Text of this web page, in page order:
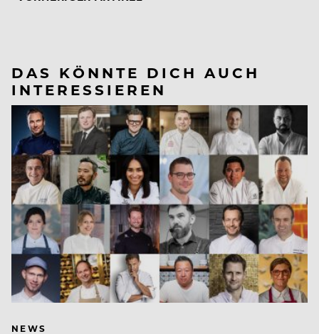
DAS KÖNNTE DICH AUCH
INTERESSIEREN
NEWS